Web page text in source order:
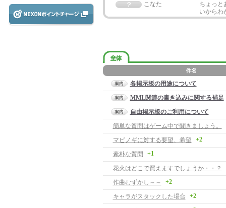
こなた
ちょっ
いからわ
各掲示板の用途について
MML関連の書き込みに関する補足
自由掲示板のご利用について
簡単な質問はゲーム中で聞きましょう。
マビノギに対する要望、希望
+2
素朴な質問 +1
花火はどこで買えますでしょうか・・？
作曲むずかし～～ +2
キャラがスタックした場合 +2